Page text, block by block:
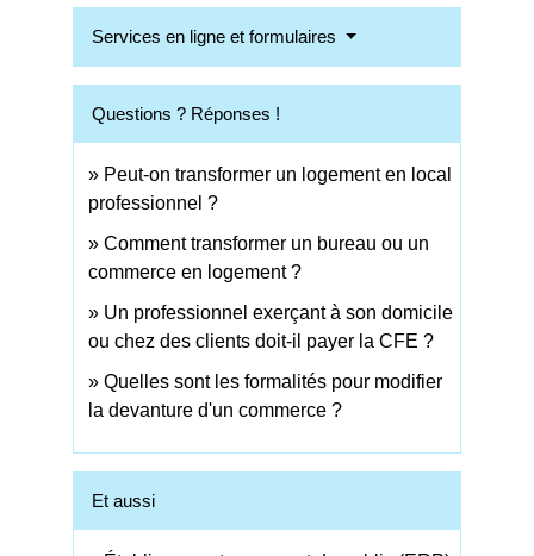
Services en ligne et formulaires
Questions ? Réponses !
Peut-on transformer un logement en local
professionnel ?
Comment transformer un bureau ou un
commerce en logement ?
Un professionnel exerçant à son domicile
ou chez des clients doit-il payer la CFE ?
Quelles sont les formalités pour modifier
la devanture d'un commerce ?
Et aussi